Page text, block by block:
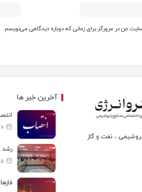
من در مرورگر برای زمانی که دوباره دیدگاهی می‌نویسم.
، نفت و گاز
آخرین خبر ها
6 مرداد 1405 - ۱۰:۱۳
5 مرداد 1405 - ۱۴:۲۹